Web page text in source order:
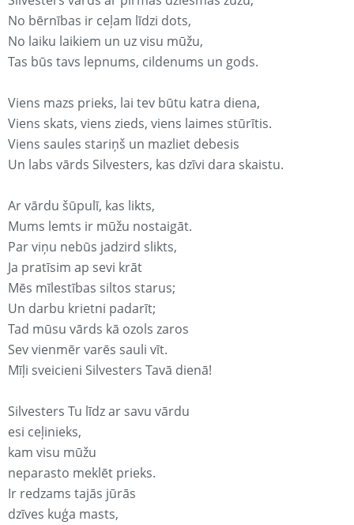
No bērnības ir ceļam līdzi dots,
No laiku laikiem un uz visu mūžu,
Tas būs tavs lepnums, cildenums un gods.
Viens mazs prieks, lai tev būtu katra diena,
Viens skats, viens zieds, viens laimes stūrītis.
Viens saules stariņš un mazliet debesis
Un labs vārds Silvesters, kas dzīvi dara skaistu.
Ar vārdu šūpulī, kas likts,
Mums lemts ir mūžu nostaigāt.
Par viņu nebūs jadzird slikts,
Ja pratīsim ap sevi krāt
Mēs mīlestības siltos starus;
Un darbu krietni padarīt;
Tad mūsu vārds kā ozols zaros
Sev vienmēr varēs sauli vīt.
Mīļi sveicieni Silvesters Tavā dienā!
Silvesters Tu līdz ar savu vārdu
esi ceļinieks,
kam visu mūžu
neparasto meklēt prieks.
Ir redzams tajās jūrās
dzīves kuģa masts,